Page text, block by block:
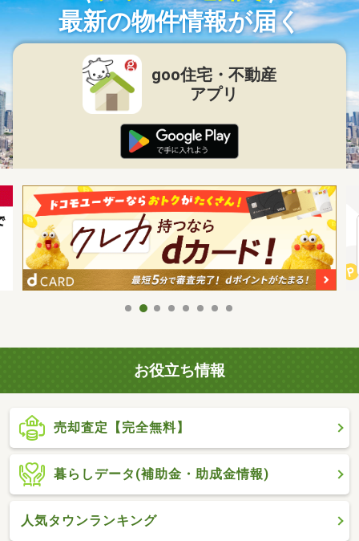
最新の物件情報が届く
goo住宅・不動産
アプリ
お役立ち情報
売却査定【完全無料】
暮らしデータ(補助金・助成金情報)
人気タウンランキング